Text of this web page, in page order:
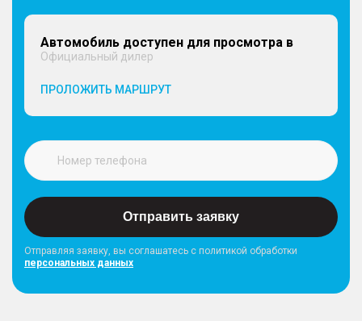
Автомобиль доступен для просмотра в
Официальный дилер
ПРОЛОЖИТЬ МАРШРУТ
Отправить заявку
Отправляя заявку, вы соглашатесь с политикой обработки
персональных данных